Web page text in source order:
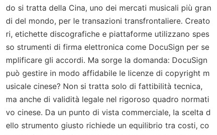
do si tratta della Cina, uno dei mercati musicali più gran
di del mondo, per le transazioni transfrontaliere. Creato
ri, etichette discografiche e piattaforme utilizzano spes
so strumenti di firma elettronica come DocuSign per se
mplificare gli accordi. Ma sorge la domanda: DocuSign
può gestire in modo affidabile le licenze di copyright m
usicale cinese? Non si tratta solo di fattibilità tecnica,
ma anche di validità legale nel rigoroso quadro normati
vo cinese. Da un punto di vista commerciale, la scelta d
ello strumento giusto richiede un equilibrio tra costi, co